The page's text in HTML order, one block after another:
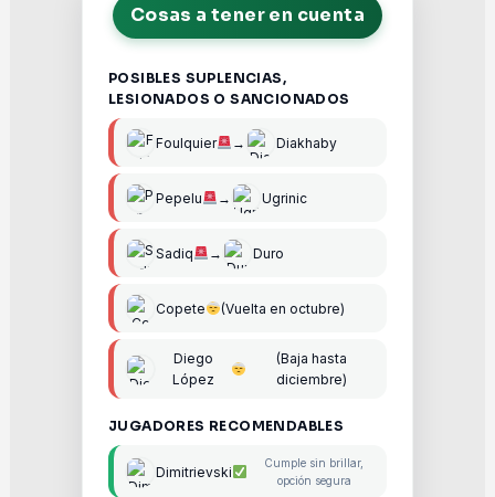
Cosas a tener en cuenta
POSIBLES SUPLENCIAS,
LESIONADOS O SANCIONADOS
Foulquier → Diakhaby
Pepelu → Ugrinic
Sadiq → Duro
Copete (Vuelta en octubre)
Diego
López
(Baja hasta
diciembre)
JUGADORES RECOMENDABLES
Dimitrievski
Cumple sin brillar,
opción segura